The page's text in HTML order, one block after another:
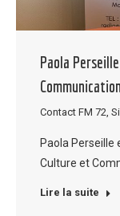
Paola
Contact FM 72
Paola Perseille
Culture et
Lire la suite